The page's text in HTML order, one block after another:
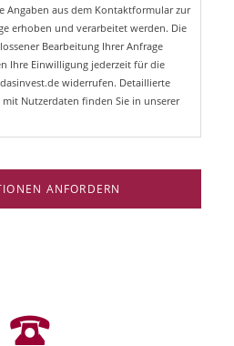
Angaben aus dem Kontaktformular zur
erhoben und verarbeitet werden. Die
Bearbeitung Ihrer Anfrage
Ihre Einwilligung jederzeit für die
widerrufen. Detaillierte
Nutzerdaten finden Sie in unserer
ANFORDERN